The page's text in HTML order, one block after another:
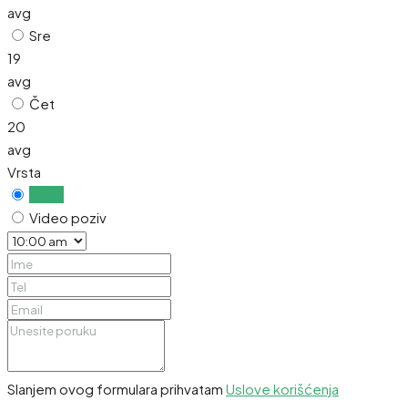
avg
Sre
19
avg
Čet
20
avg
Vrsta
Video poziv
Slanjem ovog formulara prihvatam Uslove korišćenja